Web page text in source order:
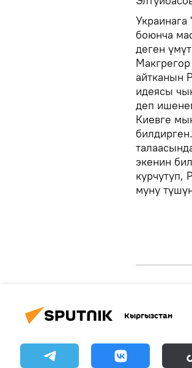
боюнча
деген
айтканын
идеясы
деп
Киевге
экенин
курчутуп,
муну
Кыргызстан